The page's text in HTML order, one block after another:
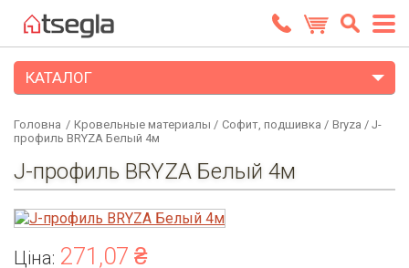
Головна / Кровельные материалы / Софит, подшивка / Bryza / J-
профиль BRYZA Белый 4м
J-профиль BRYZA Белый 4м
Ціна: 271,07 ₴
КАТАЛОГ